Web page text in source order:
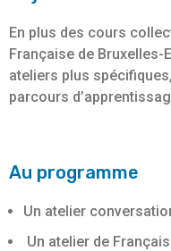
En plus des cours
Française de Bruxelles-
ateliers plus
parcours
Au programme
Un atelier
Un atelier de